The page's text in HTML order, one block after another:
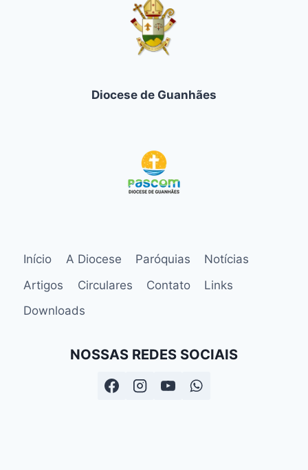
Diocese de Guanhães
Início A Diocese Paróquias
Notícias
Artigos
Circulares Contato
Links
Downloads
NOSSAS REDES SOCIAIS